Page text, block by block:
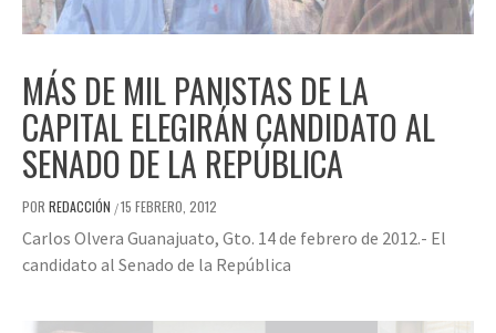
MÁS DE MIL PANISTAS DE LA
CAPITAL ELEGIRÁN CANDIDATO AL
SENADO DE LA REPÚBLICA
POR REDACCIÓN /15 FEBRERO, 2012
Carlos Olvera Guanajuato, Gto. 14 de febrero de 2012.- El
candidato al Senado de la República